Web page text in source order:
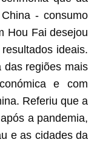
- consumo
Hou Fai desejou
ideais.
das regiões mais
e com
Referiu que a
a pandemia,
e as cidades da